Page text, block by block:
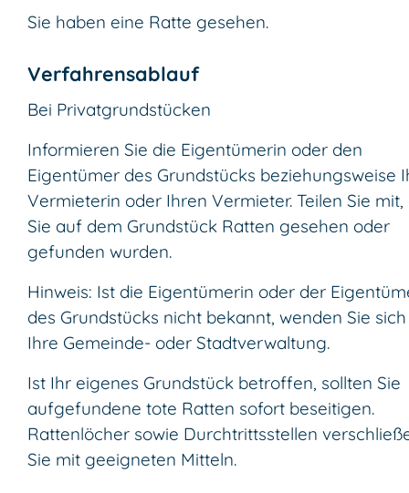
Sie haben eine Ratte gesehen.
Verfahrensablauf
Bei Privatgrundstücken
Informieren Sie die Eigentümerin oder den
Eigentümer des Grundstücks beziehungsweise
Vermieterin oder Ihren Vermieter. Teilen Sie mit,
Sie auf dem Grundstück Ratten gesehen oder
gefunden wurden.
Hinweis: Ist die Eigentümerin oder der
des Grundstücks nicht bekannt, wenden Sie
Ihre Gemeinde- oder Stadtverwaltung.
Ist Ihr eigenes Grundstück betroffen, sollten Sie
aufgefundene tote Ratten sofort beseitigen.
Rattenlöcher sowie Durchtrittsstellen
Sie mit geeigneten Mitteln.